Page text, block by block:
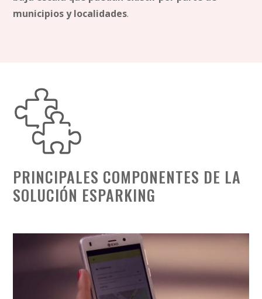
municipios y localidades.
PRINCIPALES COMPONENTES DE LA
SOLUCIÓN ESPARKING